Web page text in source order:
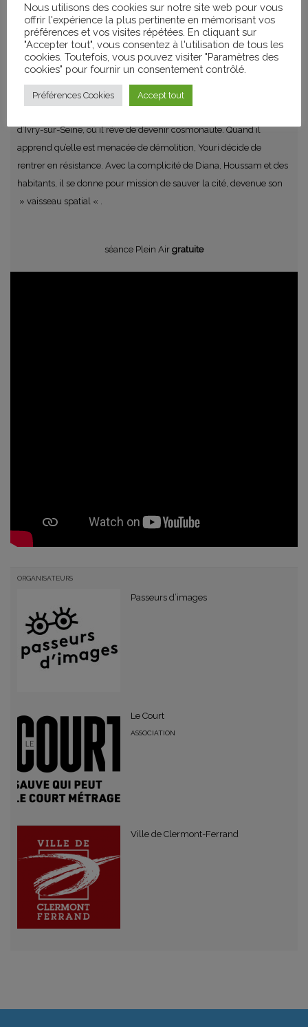
Séance Plein Air Passeurs d’Images
Gagarine, de Jérémy Trouilh et Fanny Liatard,
1h38
d’Ivry-sur-Seine, où il rêve de devenir cosmonaute. Quand il
apprend qu’elle est menacée de démolition, Youri décide de
rentrer en résistance. Avec la complicité de Diana, Houssam et des
habitants, il se donne pour mission de sauver la cité, devenue son
» vaisseau spatial « .
séance Plein Air gratuite
ORGANISATEURS
Passeurs d’images
Le Court
ASSOCIATION
Ville de Clermont-Ferrand
Nous utilisons des cookies sur notre site web pour vous
offrir l'expérience la plus pertinente en mémorisant vos
préférences et vos visites répétées. En cliquant sur
"Accepter tout", vous consentez à l'utilisation de tous les
cookies. Toutefois, vous pouvez visiter "Paramètres des
cookies" pour fournir un consentement contrôlé.
Préférences Cookies Accept tout